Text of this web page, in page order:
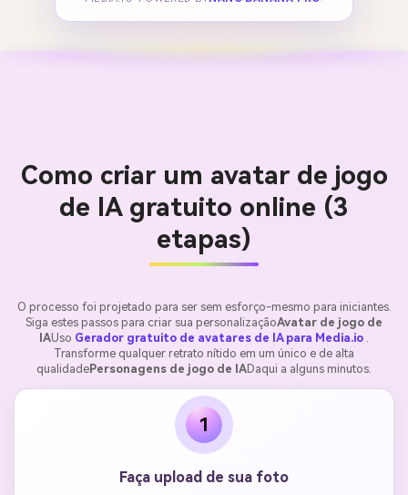
Como criar um avatar de jogo
de IA gratuito online (3
etapas)
O processo foi projetado para ser sem esforço-mesmo para iniciantes.
Siga estes passos para criar sua personalizaçãoAvatar de jogo de
IAUso Gerador gratuito de avatares de IA para Media.io .
Transforme qualquer retrato nítido em um único e de alta
qualidade Personagens de jogo de IADaqui a alguns minutos.
1
Faça upload de sua foto